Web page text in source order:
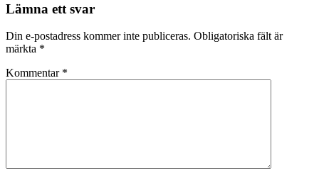
Lämna ett svar
Din e-postadress kommer inte publiceras. Obligatoriska fält är
märkta *
Kommentar *